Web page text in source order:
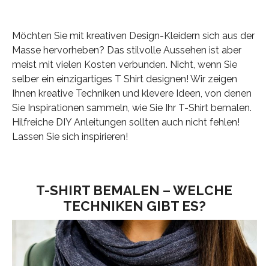
Möchten Sie mit kreativen Design-Kleidern sich aus der
Masse hervorheben? Das stilvolle Aussehen ist aber
meist mit vielen Kosten verbunden. Nicht, wenn Sie
selber ein einzigartiges T Shirt designen! Wir zeigen
Ihnen kreative Techniken und klevere Ideen, von denen
Sie Inspirationen sammeln, wie Sie Ihr T-Shirt bemalen.
Hilfreiche DIY Anleitungen sollten auch nicht fehlen!
Lassen Sie sich inspirieren!
T-SHIRT BEMALEN – WELCHE
TECHNIKEN GIBT ES?